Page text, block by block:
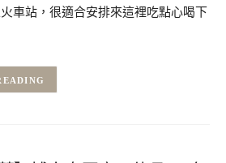
車站，很適合安排來這裡吃點心喝下